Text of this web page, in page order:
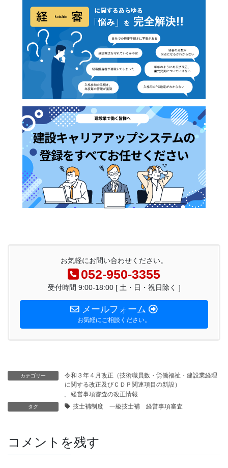
お気軽にお問い合わせください。
052-950-3355
受付時間 9:00-18:00 [ 土・日・祝日除く ]
メールフォーム
お気軽にご相談ください。
カテゴリー
令和３年４月改正（技術職員数・労働福祉・建設業経理
に関する改正及びＣＤＰ関連項目の新設）
経営事項審査の改正情報
タグ 技士補制度 一級技士補 経営事項審査
コメントを残す